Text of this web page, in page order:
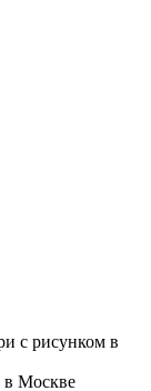
с рисунком в